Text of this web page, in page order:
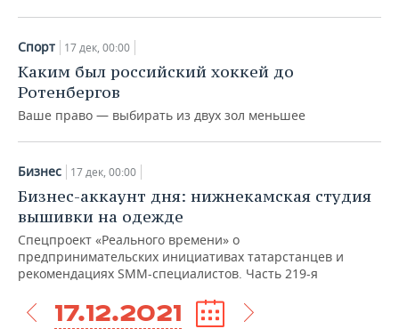
Спорт 17 дек, 00:00
Каким был российский хоккей до
Ротенбергов
Ваше право — выбирать из двух зол меньшее
Бизнес 17 дек, 00:00
Бизнес-аккаунт дня: нижнекамская студия
вышивки на одежде
Спецпроект «Реального времени» о
предпринимательских инициативах татарстанцев и
рекомендациях SMM-специалистов. Часть 219-я
17.12.2021